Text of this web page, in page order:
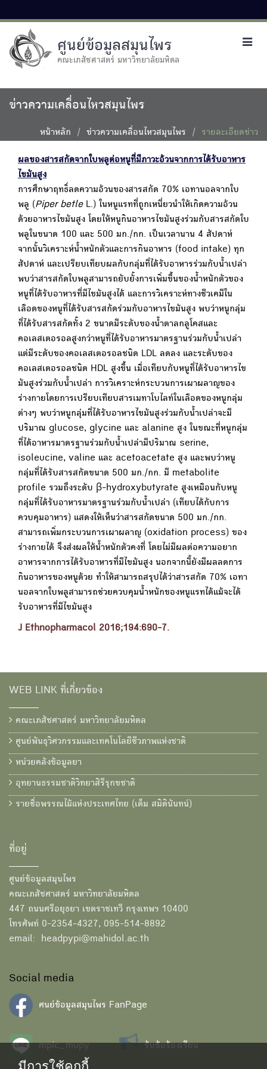
ศูนย์ข้อมูลสมุนไพร
คณะเภสัชศาสตร์ มหาวิทยาลัยมหิดล
ข่าวความเคลื่อนไหวสมุนไพร
หน้าหลัก ข่าวความเคลื่อนไหวสมุนไพร รายละเอียดข่าว
ผลของสารสกัดจากใบพลูต่อหนูที่มีภาวะอ้วนจากการได้รับอาหาร
ไขมันสูง
การศึกษาฤทธิ์ลดความอ้วนของสารสกัด 70% เอทานอลจากใบ
พลู (Piper betleL.) ในหนูแรทที่ถูกเหนี่ยวนำให้เกิดความอ้วน
ด้วยอาหารไขมันสูง โดยให้หนูกินอาหารไขมันสูงร่วมกับสารสกัดใบ
พลูในขนาด 100 และ 500 มก./กก. เป็นเวลานาน 4 สัปดาห์
จากนั้นวิเคราะห์น้ำหนักตัวและการกินอาหาร (food intake) ทุก
สัปดาห์ และเปรียบเทียบผลกับกลุ่มที่ได้รับอาหารร่วมกับน้ำเปล่า
พบว่าสารสกัดใบพลูสามารถยับยั้งการเพิ่มขึ้นของน้ำหนักตัวของ
หนูที่ได้รับอาหารที่มีไขมันสูงได้ และการวิเคราะห์ทางชีวเคมีใน
เลือดของหนูที่ได้รับสารสกัดร่วมกับอาหารไขมันสูง พบว่าหนูกลุ่ม
ที่ได้รับสารสกัดทั้ง 2 ขนาดมีระดับของน้ำตาลกลูโคสและ
คอเลสเตอรอลสูงกว่าหนูที่ได้รับอาหารมาตรฐานร่วมกับน้ำเปล่า
แต่มีระดับของคอเลสเตอรอลชนิด LDL ลดลง และระดับของ
คอเลสเตอรอลชนิด HDL สูงขึ้น เมื่อเทียบกับหนูที่ได้รับอาหารไข
มันสูงร่วมกับน้ำเปล่า การวิเคราะห์กระบวนการเผาผลาญของ
ร่างกายโดยการเปรียบเทียบสารเมทาโบไลท์ในเลือดของหนูกลุ่ม
ต่างๆ พบว่าหนูกลุ่มที่ได้รับอาหารไขมันสูงร่วมกับน้ำเปล่าจะมี
ปริมาณ glucose, glycine และ alanine สูง ในขณะที่หนูกลุ่ม
ที่ได้อาหารมาตรฐานร่วมกับน้ำเปล่ามีปริมาณ serine,
isoleucine, valine และ acetoacetate สูง และพบว่าหนู
กลุ่มที่ได้รับสารสกัดขนาด 500 มก./กก. มี metabolite
profile รวมถึงระดับ β-hydroxybutyrate สูงเหมือนกับหนู
กลุ่มที่ได้รับอาหารมาตรฐานร่วมกับน้ำเปล่า (เทียบได้กับการ
ควบคุมอาหาร) แสดงให้เห็นว่าสารสกัดขนาด 500 มก./กก.
สามารถเพิ่มกระบวนการเผาผลาญ (oxidation process) ของ
ร่างกายได้ จึงส่งผลให้น้ำหนักตัวคงที่ โดยไม่มีผลต่อความอยาก
อาหารจากการได้รับอาหารที่มีไขมันสูง นอกจากนี้ยังมีผลลดการ
กินอาหารของหนูด้วย ทำให้สามารถสรุปได้ว่าสารสกัด 70% เอทา
นอลจากใบพลูสามารถช่วยควบคุมน้ำหนักของหนูแรทได้แม้จะได้
รับอาหารที่มีไขมันสูง
J Ethnopharmacol 2016;194:690-7.
WEB LINK ที่เกี่ยวข้อง
คณะเภสัชศาสตร์ มหาวิทยาลัยมหิดล
ศูนย์พันธุวิศวกรรมและเทคโนโลยีชีวภาพแห่งชาติ
หน่วยคลังข้อมูลยา
อุทยานธรรมชาติวิทยาสิรีรุกขชาติ
รายชื่อพรรณไม้แห่งประเทศไทย (เต็ม สมิตินันทน์)
ที่อยู่
ศูนย์ข้อมูลสมุนไพร
คณะเภสัชศาสตร์ มหาวิทยาลัยมหิดล
447 ถนนศรีอยุธยา เขตราชเทวี กรุงเทพฯ 10400
โทรศัพท์ 0-2354-4327, 095-514-8892
email: headpypi@mahidol.ac.th
Social media
ศนย์ข้อมูลสมุนไพร FanPage
mpic_mupy รับข้อร้องเรียน